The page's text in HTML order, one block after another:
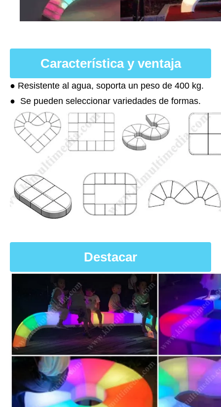
Característica y ventaja
● Resistente al agua, soporta un peso de 400 kg.
● Se pueden seleccionar variedades de formas.
Destacar